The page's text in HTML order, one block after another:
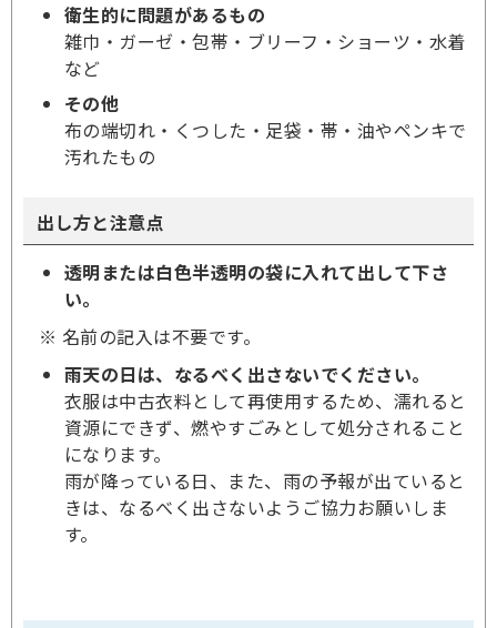
衛生的に問題があるもの
雑巾・ガーゼ・包帯・ブリーフ・ショーツ・水着
など
その他
布の端切れ・くつした・足袋・帯・油やペンキで
汚れたもの
出し方と注意点
透明または白色半透明の袋に入れて出して下さ
い。
※ 名前の記入は不要です。
雨天の日は、なるべく出さないでください。
衣服は中古衣料として再使用するため、濡れると
資源にできず、燃やすごみとして処分されること
になります。
雨が降っている日、また、雨の予報が出ていると
きは、なるべく出さないようご協力お願いしま
す。